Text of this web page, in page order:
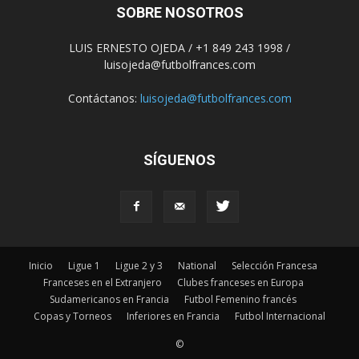
SOBRE NOSOTROS
LUIS ERNESTO OJEDA / +1 849 243 1998 /
luisojeda@futbolfrances.com
Contáctanos: luisojeda@futbolfrances.com
SÍGUENOS
Inicio Ligue 1 Ligue 2 y 3 National
Selección Francesa
Franceses en el Extranjero
Clubes franceses en Europa
Sudamericanos en Francia
Futbol Femenino francés
Copas y Torneos
Inferiores en Francia Futbol Internacional
©